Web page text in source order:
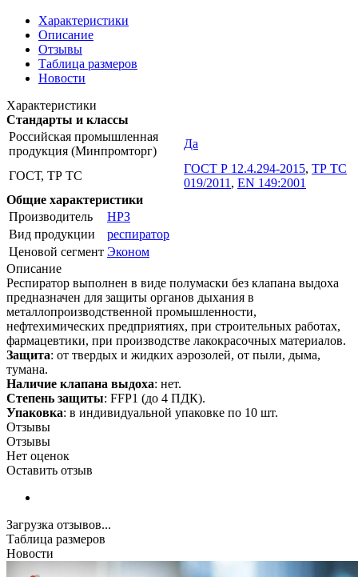
Характеристики
Описание
Отзывы
Таблица размеров
Новости
Характеристики
Стандарты и классы
Российская промышленная
продукция (Минпромторг)
Да
ГОСТ, ТР ТС
ГОСТ Р 12.4.294-2015, ТР ТС
019/2011 , EN 149:2001
Общие характеристики
Производитель
НРЗ
Вид продукции
респиратор
Ценовой сегмент Эконом
Описание
Респиратор выполнен в виде полумаски без клапана выдоха
предназначен для защиты органов дыхания в
металлопроизводственной промышленности,
нефтехимических предприятиях, при строительных работах,
фармацевтики, при производстве лакокрасочных материалов.
Защита: от твердых и жидких аэрозолей, от пыли, дыма,
тумана.
Наличие клапана выдоха: нет.
Степень защиты: FFP1 (до 4 ПДК).
Упаковка: в индивидуальной упаковке по 10 шт.
Отзывы
Отзывы
Нет оценок
Оставить отзыв
Загрузка отзывов...
Таблица размеров
Новости